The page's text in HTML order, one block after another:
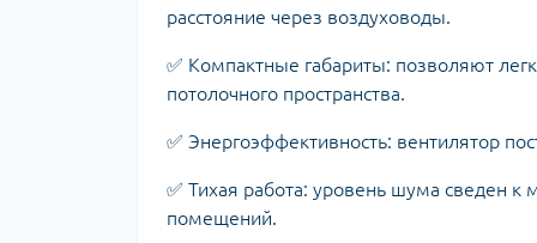
расстояние через воздуховоды.
✅ Компактные габариты: позволяют
потолочного пространства.
✅ Энергоэффективность: вентилятор
✅ Тихая работа: уровень шума сведен
помещений.